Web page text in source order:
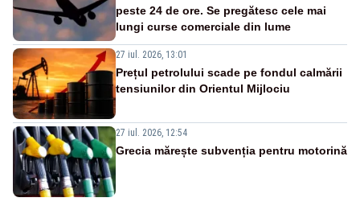
peste 24 de ore. Se pregătesc cele mai
lungi curse comerciale din lume
27 iul. 2026, 13:01
Prețul petrolului scade pe fondul calmării
tensiunilor din Orientul Mijlociu
27 iul. 2026, 12:54
Grecia mărește subvenția pentru motorină